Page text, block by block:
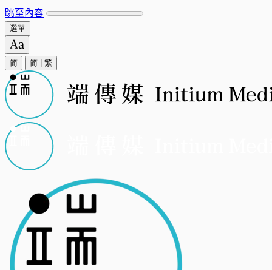
跳至內容
選單
简 简 繁